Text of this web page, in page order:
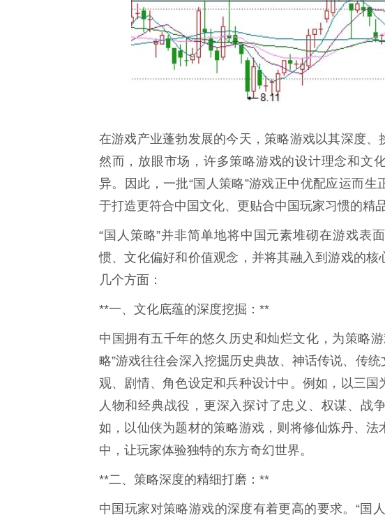
在游戏产业蓬勃发展的今天，策略游戏以其深度、
然而，放眼市场，许多策略游戏的设计理念和文
异。因此，一批“国人策略”游戏正中优配应运而
于打造更符合中国文化、更贴合中国玩家习惯的精
“国人策略”并非简单地将中国元素堆砌在游戏表
惯、文化偏好和价值观念，并将其融入到游戏的
几个方面：
**一、文化底蕴的深度挖掘：**
中国拥有五千年的悠久历史和灿烂文化，为策略
略”游戏往往会深入挖掘历史典故、神话传说、传
观、剧情、角色设定和兵种设计中。例如，以三
人物和经典战役，更深入探讨了忠义、权谋、战
如，以仙侠为题材的策略游戏，则将修仙炼丹、
中，让玩家体验独特的东方奇幻世界。
**二、策略深度的精细打磨：**
中国玩家对策略游戏的深度有着更高的要求。“国